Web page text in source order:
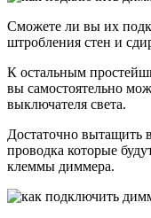
Сможете ли вы их
штробления стен и
К остальным
вы самостоятельно
выключателя света.
Достаточно вытащить
проводка которые
клеммы диммера.